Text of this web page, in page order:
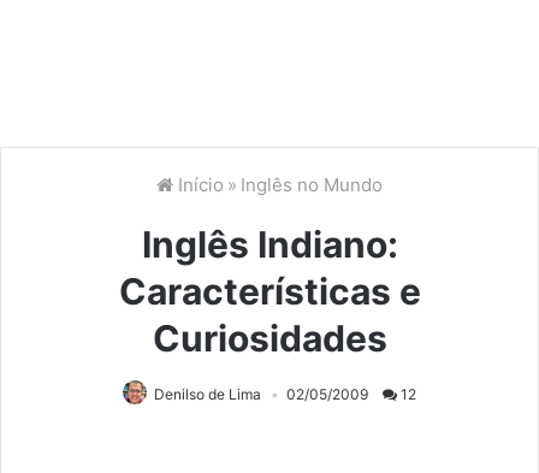
Início » Inglês no Mundo
Inglês Indiano:
Características e
Curiosidades
Denilso de Lima 02/05/2009 12